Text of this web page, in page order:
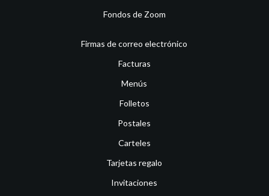
Fondos de Zoom
Firmas de correo electrónico
Facturas
Menús
Folletos
Postales
Carteles
Tarjetas regalo
Invitaciones